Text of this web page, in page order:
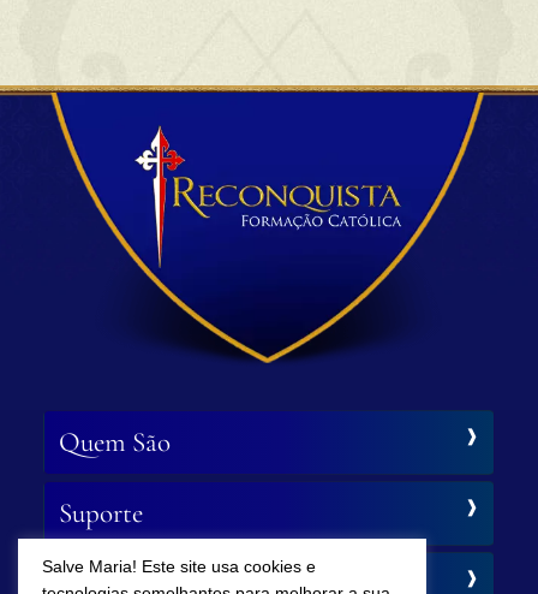
Quem São
Suporte
Siga-nos
Salve Maria! Este site usa cookies e